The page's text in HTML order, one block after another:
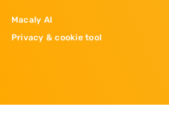
Macaly AI
Privacy & cookie tool